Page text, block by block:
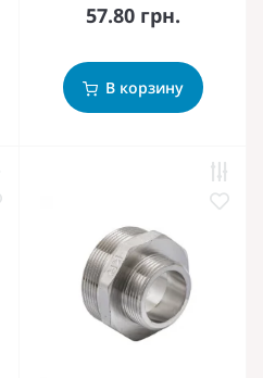
57.80 грн.
В корзину